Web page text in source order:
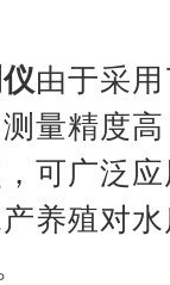
由于采
量精度
可广泛
养殖对